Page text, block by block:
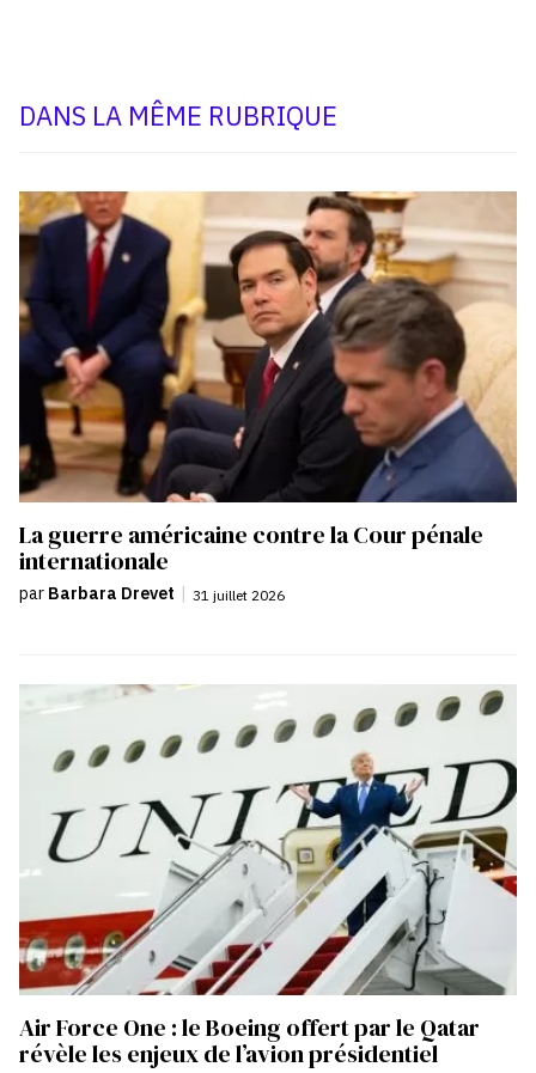
DANS LA MÊME RUBRIQUE
La guerre américaine contre la Cour pénale
internationale
par Barbara Drevet | 31 juillet 2026
Air Force One : le Boeing offert par le Qatar
révèle les enjeux de l’avion présidentiel